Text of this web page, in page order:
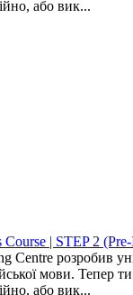
або вик...
| STEP 2
Centre розробив
мови. Тепер
або вик...